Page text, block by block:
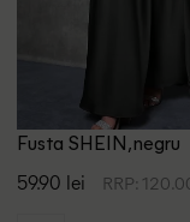
Fusta SHEIN, negru
59.90 lei RRP: